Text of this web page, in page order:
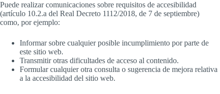
Puede realizar comunicaciones sobre requisitos de accesibilidad
(artículo 10.2.a del Real Decreto 1112/2018, de 7 de septiembre)
como, por ejemplo:
Informar sobre cualquier posible incumplimiento por parte de
este sitio web.
Transmitir otras dificultades de acceso al contenido.
Formular cualquier otra consulta o sugerencia de mejora relativa
a la accesibilidad del sitio web.